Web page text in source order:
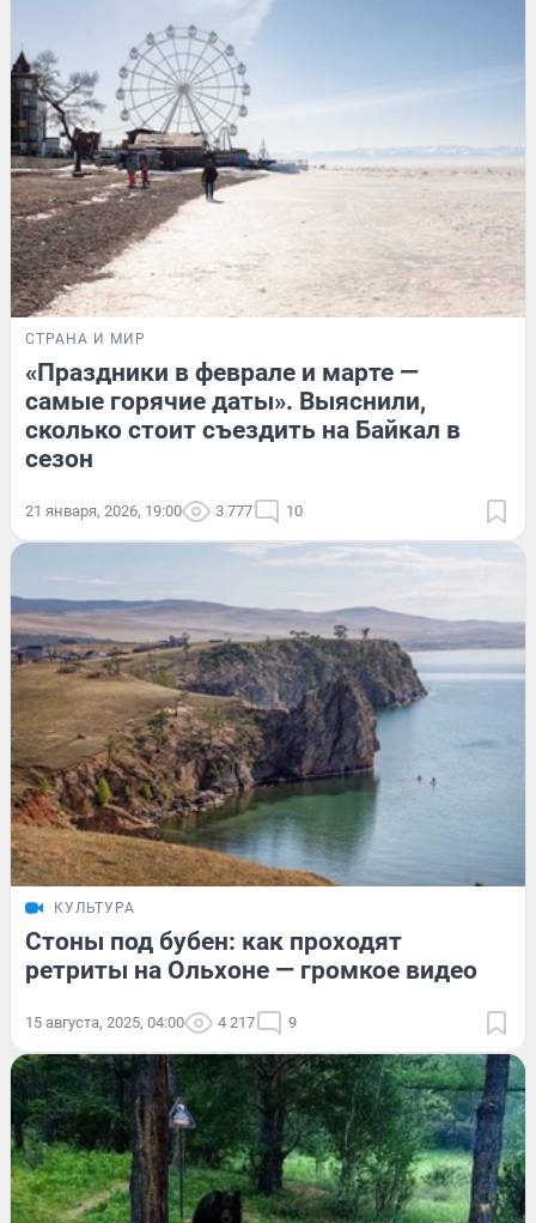
СТРАНА И МИР
«Праздники в феврале и марте —
самые горячие даты». Выяснили,
сколько стоит съездить на Байкал в
сезон
21 января, 2026, 19:00 3 777 10
КУЛЬТУРА
Стоны под бубен: как проходят
ретриты на Ольхоне — громкое видео
15 августа, 2025, 04:00 4 217 9